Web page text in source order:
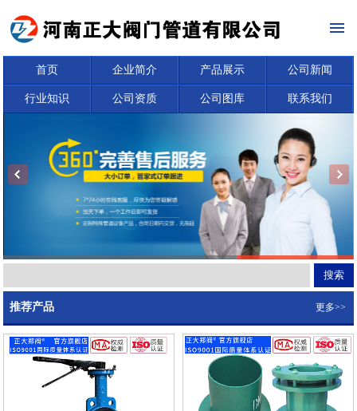
首页 企业简介 产品展示 公司新闻
行业知识 公司资质 公司图库 联系我们
推荐产品 更多>>